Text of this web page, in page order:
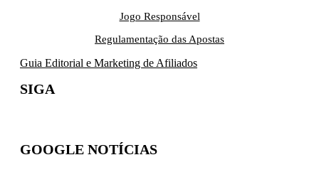
Jogo Responsável
Regulamentação das Apostas
Guia Editorial e Marketing de Afiliados
SIGA
GOOGLE NOTÍCIAS